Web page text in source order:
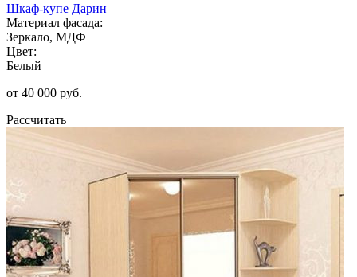
Шкаф-купе Дарин
Материал фасада:
Зеркало, МДФ
Цвет:
Белый
от 40 000 руб.
Рассчитать